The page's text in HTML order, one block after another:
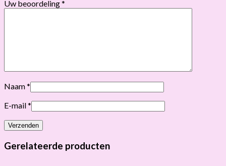
Uw beoordeling*
Naam*
E-mail*
Gerelateerde producten